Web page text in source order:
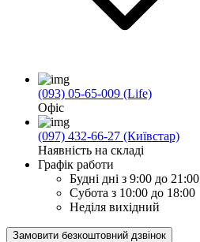
(093) 05-65-009 (Life)
Офіс
(097) 432-66-27 (Київстар)
Наявність на складі
Графік работи
Будні дні з 9:00 до 21:00
Субота з 10:00 до 18:00
Неділя вихідний
Замовити безкоштовний дзвінок